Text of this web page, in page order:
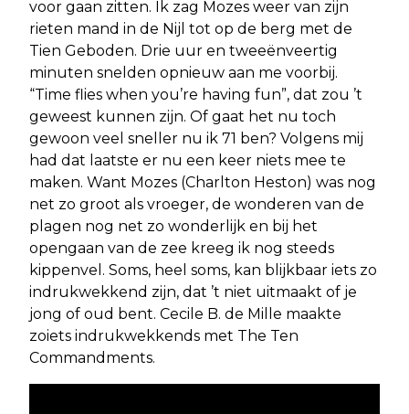
voor gaan zitten. Ik zag Mozes weer van zijn
rieten mand in de Nijl tot op de berg met de
Tien Geboden. Drie uur en tweeënveertig
minuten snelden opnieuw aan me voorbij.
“Time flies when you’re having fun”, dat zou ’t
geweest kunnen zijn. Of gaat het nu toch
gewoon veel sneller nu ik 71 ben? Volgens mij
had dat laatste er nu een keer niets mee te
maken. Want Mozes (Charlton Heston) was nog
net zo groot als vroeger, de wonderen van de
plagen nog net zo wonderlijk en bij het
opengaan van de zee kreeg ik nog steeds
kippenvel. Soms, heel soms, kan blijkbaar iets zo
indrukwekkend zijn, dat ’t niet uitmaakt of je
jong of oud bent. Cecile B. de Mille maakte
zoiets indrukwekkends met The Ten
Commandments.